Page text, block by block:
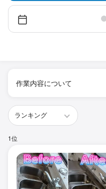
作業内容について
1位